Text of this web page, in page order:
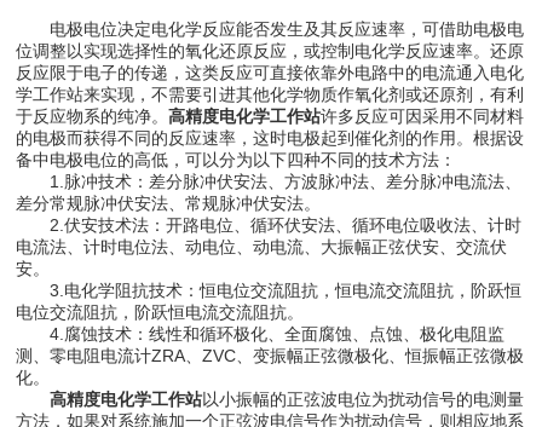
电极电位决定电化学反应能否发生及其反应速率，可借助电极电
位调整以实现选择性的氧化还原反应，或控制电化学反应速率。还原
反应限于电子的传递，这类反应可直接依靠外电路中的电流通入电化
学工作站来实现，不需要引进其他化学物质作氧化剂或还原剂，有利
于反应物系的纯净。高精度电化学工作站许多反应可因采用不同材料
的电极而获得不同的反应速率，这时电极起到催化剂的作用。根据设
备中电极电位的高低，可以分为以下四种不同的技术方法：
1.脉冲技术：差分脉冲伏安法、方波脉冲法、差分脉冲电流法、
差分常规脉冲伏安法、常规脉冲伏安法。
2.伏安技术法：开路电位、循环伏安法、循环电位吸收法、计时
电流法、计时电位法、动电位、动电流、大振幅正弦伏安、交流伏
安。
3.电化学阻抗技术：恒电位交流阻抗，恒电流交流阻抗，阶跃恒
电位交流阻抗，阶跃恒电流交流阻抗。
4.腐蚀技术：线性和循环极化、全面腐蚀、点蚀、极化电阻监
测、零电阻电流计ZRA、ZVC、变振幅正弦微极化、恒振幅正弦微极
化。
高精度电化学工作站以小振幅的正弦波电位为扰动信号的电测量
方法，如果对系统施加一个正弦波电信号作为扰动信号，则相应地系